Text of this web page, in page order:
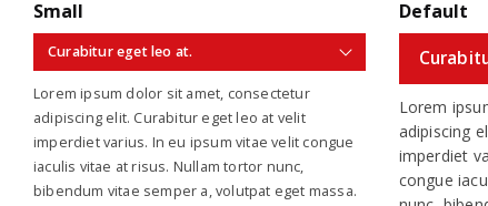
Small
Curabitur eget leo at.
Lorem ipsum dolor sit amet, consectetur
adipiscing elit. Curabitur eget leo at velit
imperdiet varius. In eu ipsum vitae velit congue
iaculis vitae at risus. Nullam tortor nunc,
bibendum vitae semper a, volutpat eget massa.
Default
Lorem
adipiscing
imperdiet
congue